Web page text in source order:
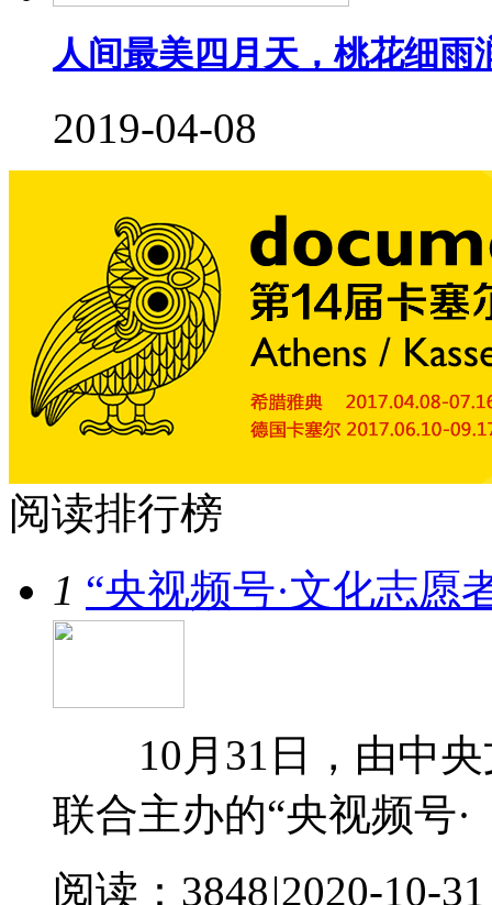
人间最美四月天，桃花细
2019-04-08
阅读排行榜
1 “央视频号·文化志愿
10月31日，由中央
联合主办的“央视频号·
阅读：3848|2020-10-31